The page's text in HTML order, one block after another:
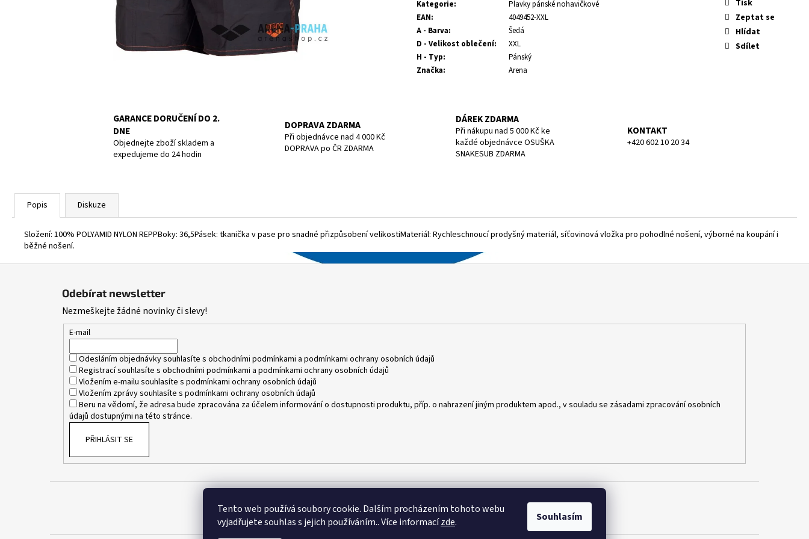
Tento web používá soubory cookie. Dalším procházením tohoto webu
vyjadřujete souhlas s jejich používáním.. Více informacízde. Souhlasím
Kategorie:
Plavky pánské nohavičkové
EAN:
4049452-XXL
A - Barva:
Šedá
D - Velikost oblečení:
XXL
H - Typ:
Pánský
Značka: Arena
Tisk
Zeptat se
Hlídat
Sdílet
GARANCE DORUČENÍ DO 2.
DNE
Objednejte zboží skladem a
expedujeme do 24 hodin
DOPRAVA ZDARMA
Při objednávce nad 4 000 Kč
DOPRAVA po ČR ZDARMA
DÁREK ZDARMA
Při nákupu nad 5 000 Kč ke
každé objednávce OSUŠKA
SNAKESUB ZDARMA
KONTAKT
+420 602 10 20 34
Popis Diskuze
Složení: 100% POLYAMID NYLON REPPBoky: 36,5Pásek: tkanička v pase pro snadné přizpůsobení velikostiMateriál: Rychleschnoucí prodyšný materiál, síťovinová vložka pro pohodlné nošení, výborné na koupání i
běžné nošení.
1 390 Kč
Odebírat newsletter
Nezmeškejte žádné novinky či slevy!
E-mail
Odesláním objednávky souhlasíte s obchodními podmínkami a podmínkami ochrany osobních údajů
Registrací souhlasíte s obchodními podmínkami a podmínkami ochrany osobních údajů
Vložením e-mailu souhlasíte s podmínkami ochrany osobních údajů
Vložením zprávy souhlasíte s podmínkami ochrany osobních údajů
Beru na vědomí, že adresa bude zpracována za účelem informování o dostupnosti produktu, příp. o nahrazení jiným produktem apod., v souladu se zásadami zpracování osobních
údajů dostupnými na této stránce.
PŘIHLÁSIT SE